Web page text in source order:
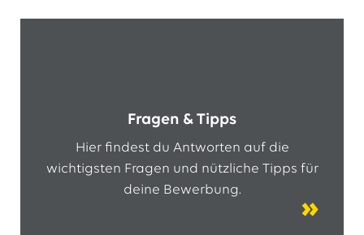
Fragen & Tipps
Hier findest du Antworten auf die
wichtigsten Fragen und nützliche Tipps für
deine Bewerbung.